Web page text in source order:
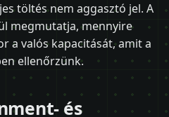
töltés nem aggasztó jel. A
megmutatja, mennyire
a valós kapacitását, amit a
ellenőrzünk.
és